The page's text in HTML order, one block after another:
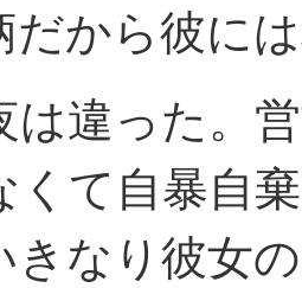
だから彼に
は違った。
くて自暴自
きなり彼女